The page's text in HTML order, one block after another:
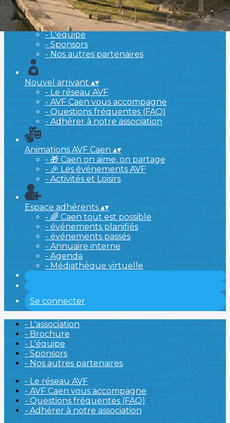
L'association▴▾
- L'association
- Brochure
- L'équipe
- Sponsors
- Nos autres partenaires
Nouvel arrivant▴▾
- Le réseau AVF
- AVF Caen vous accompagne
- Questions fréquentes (FAQ)
- Adhérer à notre association
Animations AVF Caen▴▾
- 🎁 Caen on aime, on partage
- 🎉 Les événements AVF
- Activités et Loisirs
Espace adhérents▴▾
- 🌈 Caen tout est possible
- événements planifiés
- événements passés
- Annuaire interne
- Agenda
- Médiathèque virtuelle
Se connecter
- L'association
- Brochure
- L'équipe
- Sponsors
- Nos autres partenaires
- Le réseau AVF
- AVF Caen vous accompagne
- Questions fréquentes (FAQ)
- Adhérer à notre association